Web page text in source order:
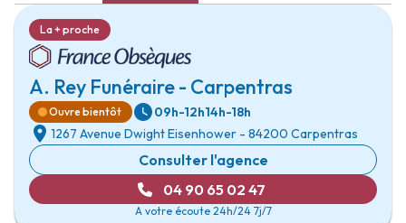
A. Rey Funéraire - Carpentras
La + proche
Ouvre bientôt 09h-12h14h-18h
1267 Avenue Dwight Eisenhower - 84200 Carpentras
Consulter l'agence
04 90 65 02 47
A votre écoute 24h/24 7j/7